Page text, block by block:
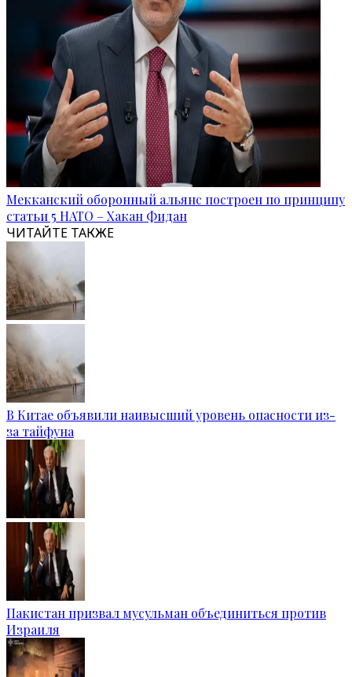
Мекканский оборонный альянс построен по принципу
статьи 5 НАТО – Хакан Фидан
ЧИТАЙТЕ ТАКЖЕ
В Китае объявили наивысший уровень опасности из-
за тайфуна
Пакистан призвал мусульман объединиться против
Израиля